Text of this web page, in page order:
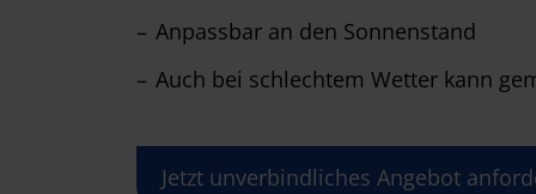
Anpassbar an den Sonnenstand
Auch bei schlechtem Wetter kann
Jetzt unverbindliches Angebot